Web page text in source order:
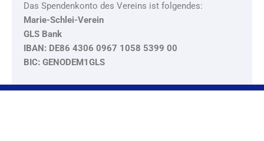
Das Spendenkonto des Vereins ist folgendes:
Marie-Schlei-Verein
GLS Bank
IBAN: DE86 4306 0967 1058 5399 00
BIC: GENODEM1GLS